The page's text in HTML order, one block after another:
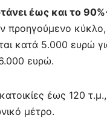
έως και το
προηγούμενο
κατά 5.000 ευρώ για
ευρώ.
έως 120
μέτρο.